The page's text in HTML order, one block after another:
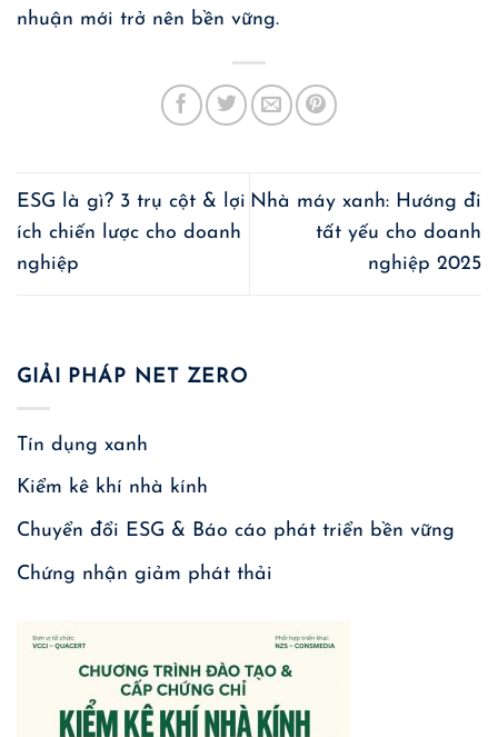
nhuận mới trở nên bền vững.
ESG là gì? 3 trụ cột & lợi
ích chiến lược cho doanh
nghiệp
Nhà máy xanh: Hướng đi
tất yếu cho doanh
nghiệp 2025
GIẢI PHÁP NET ZERO
Tín dụng xanh
Kiểm kê khí nhà kính
Chuyển đổi ESG & Báo cáo phát triển bền vững
Chứng nhận giảm phát thải